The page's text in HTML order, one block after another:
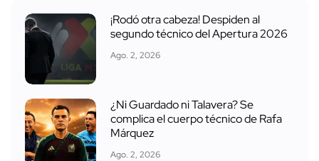
¡Rodó otra cabeza! Despiden al
segundo técnico del Apertura 2026
Ago. 2, 2026
¿Ni Guardado ni Talavera? Se
complica el cuerpo técnico de Rafa
Márquez
Ago. 2, 2026